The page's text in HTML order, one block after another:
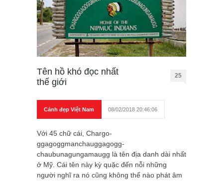
Tên hồ khó đọc nhất
thế giới
25
Cảnh đẹp Việt Nam 08/02/2018 20:46:06
Với 45 chữ cái, Chargo-
ggagoggmanchauggagogg-
chaubunagungamaugg là tên địa danh dài nhất
ở Mỹ. Cái tên này kỳ quặc đến nỗi những
người nghĩ ra nó cũng không thể nào phát âm